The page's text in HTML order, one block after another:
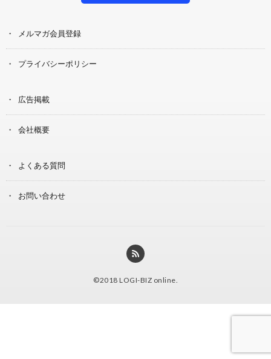
メルマガ会員登録
プライバシーポリシー
広告掲載
会社概要
よくある質問
お問い合わせ
©2018 LOGI-BIZ online